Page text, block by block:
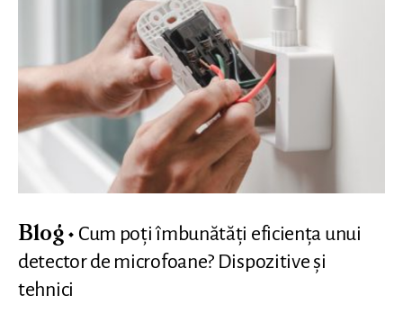
Blog
Cum poți îmbunătăți eficiența unui
detector de microfoane? Dispozitive și
tehnici